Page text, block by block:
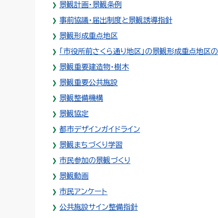
景観計画・景観条例
事前協議・届出制度と景観誘導指針
景観形成重点地区
「市役所前さくら通り地区」の景観形成重点地区
景観重要建造物・樹木
景観重要公共施設
景観整備機構
景観協定
都市デザインガイドライン
景観まちづくり学習
市民参加の景観づくり
景観動画
市民アンケート
公共施設サイン整備指針